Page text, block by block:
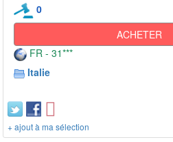
0
ACHETER
FR - 31***
Italie
+ ajout à ma sélection